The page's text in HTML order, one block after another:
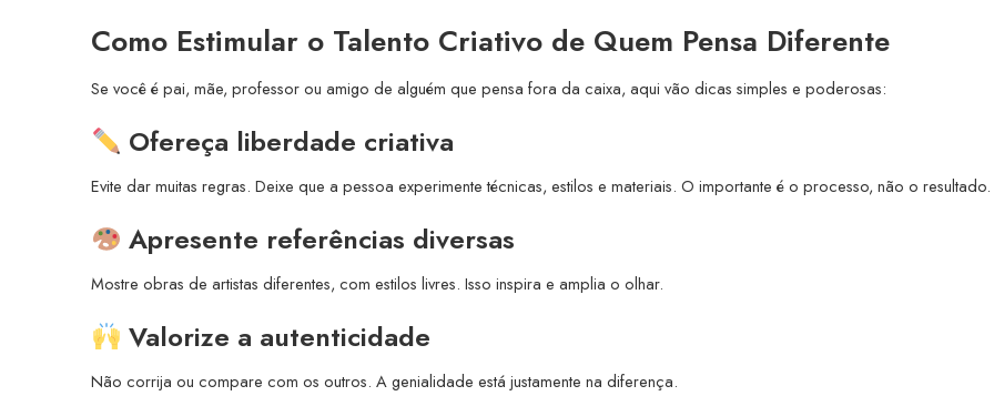
Como Estimular o Talento Criativo de Quem Pensa Diferente
Se você é pai, mãe, professor ou amigo de alguém que pensa fora da caixa, aqui vão dicas simples e poderosas:
Ofereça liberdade criativa
Evite dar muitas regras. Deixe que a pessoa experimente técnicas, estilos e materiais. O importante é o processo, não o resultado.
Apresente referências diversas
Mostre obras de artistas diferentes, com estilos livres. Isso inspira e amplia o olhar.
Valorize a autenticidade
Não corrija ou compare com os outros. A genialidade está justamente na diferença.